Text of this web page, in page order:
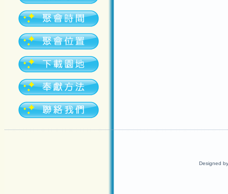
Designed